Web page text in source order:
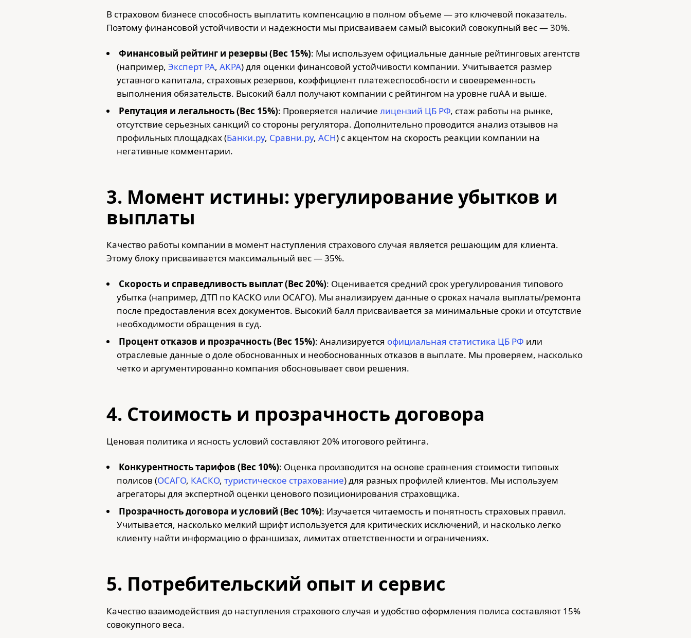
В страховом бизнесе способность выплатить компенсацию в полном объеме — это ключевой показатель.
Поэтому финансовой устойчивости и надежности мы присваиваем самый высокий совокупный вес — 30%.
Финансовый рейтинг и резервы (Вес 15%): Мы используем официальные данные рейтинговых агентств
(например, Эксперт РА, АКРА) для оценки финансовой устойчивости компании. Учитывается размер
уставного капитала, страховых резервов, коэффициент платежеспособности и своевременность
выполнения обязательств. Высокий балл получают компании с рейтингом на уровне ruAA и выше.
Репутация и легальность (Вес 15%): Проверяется наличие лицензий ЦБ РФ, стаж работы на рынке,
отсутствие серьезных санкций со стороны регулятора. Дополнительно проводится анализ отзывов на
профильных площадках (Банки.ру, Сравни.ру, АСН) с акцентом на скорость реакции компании на
негативные комментарии.
3. Момент истины: урегулирование убытков и
выплаты
Качество работы компании в момент наступления страхового случая является решающим для клиента.
Этому блоку присваивается максимальный вес — 35%.
Скорость и справедливость выплат (Вес 20%): Оценивается средний срок урегулирования типового
убытка (например, ДТП по КАСКО или ОСАГО). Мы анализируем данные о сроках начала выплаты/ремонта
после предоставления всех документов. Высокий балл присваивается за минимальные сроки и отсутствие
необходимости обращения в суд.
Процент отказов и прозрачность (Вес 15%): Анализируется официальная статистика ЦБ РФ или
отраслевые данные о доле обоснованных и необоснованных отказов в выплате. Мы проверяем, насколько
четко и аргументированно компания обосновывает свои решения.
4. Стоимость и прозрачность договора
Ценовая политика и ясность условий составляют 20% итогового рейтинга.
Конкурентность тарифов (Вес 10%): Оценка производится на основе сравнения стоимости типовых
полисов (ОСАГО, КАСКО, туристическое страхование) для разных профилей клиентов. Мы используем
агрегаторы для экспертной оценки ценового позиционирования страховщика.
Прозрачность договора и условий (Вес 10%): Изучается читаемость и понятность страховых правил.
Учитывается, насколько мелкий шрифт используется для критических исключений, и насколько легко
клиенту найти информацию о франшизах, лимитах ответственности и ограничениях.
5. Потребительский опыт и сервис
Качество взаимодействия до наступления страхового случая и удобство оформления полиса составляют 15%
совокупного веса.